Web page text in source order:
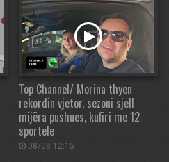
Top Channel/ Morina thyen
rekordin vjetor, sezoni sjell
mijëra pushues, kufiri me 12
sportele
08/08 12:15